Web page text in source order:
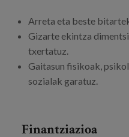
Arreta eta beste
Gizarte ekintza
txertatuz.
Gaitasun fisikoak,
sozialak garatuz.
Finantziazioa